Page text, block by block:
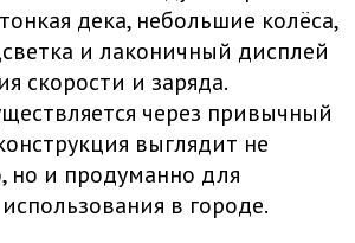
дека, небольшие колёса,
и лаконичный дисплей
скорости и заряда.
через привычный
выглядит не
но и продуманно для
в городе.